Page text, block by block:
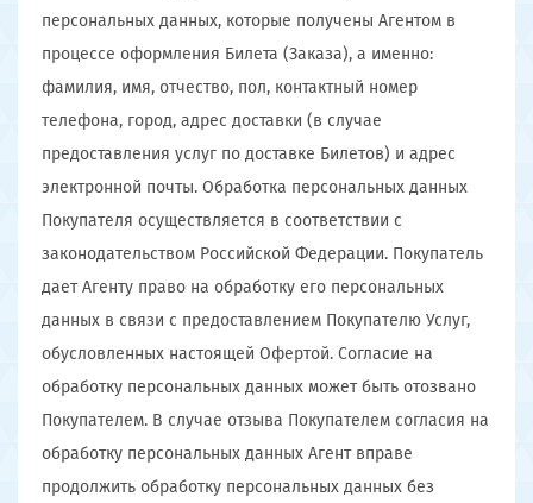
персональных данных, которые получены Агентом в
процессе оформления Билета (Заказа), а именно:
фамилия, имя, отчество, пол, контактный номер
телефона, город, адрес доставки (в случае
предоставления услуг по доставке Билетов) и адрес
электронной почты. Обработка персональных данных
Покупателя осуществляется в соответствии с
законодательством Российской Федерации. Покупатель
дает Агенту право на обработку его персональных
данных в связи с предоставлением Покупателю Услуг,
обусловленных настоящей Офертой. Согласие на
обработку персональных данных может быть отозвано
Покупателем. В случае отзыва Покупателем согласия на
обработку персональных данных Агент вправе
продолжить обработку персональных данных без